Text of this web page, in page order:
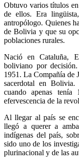
Obtuvo varios títulos
de ellos. Era
antropólogo. Quienes
de Bolivia y que su
poblaciones rurales.
Nació en Cataluña,
boliviano por
1951. La Compañía de
sacerdotal en
cuando apenas
efervescencia de la
Al llegar al país se
llegó a querer a
indígenas del país,
sido uno de los
plurinacional y de las